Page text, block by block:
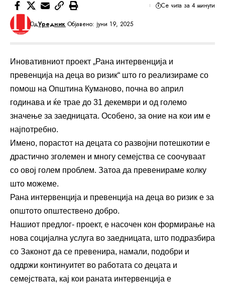
ОдУредник Објавено: јуни 19, 2025
Се чита за 4 минути
Иновативниот проект „Рана интервенција и
превенција на деца во ризик“ што го реализираме со
помош на Општина Куманово, почна во април
годинава и ќе трае до 31 декември и од големо
значење за заедницата. Особено, за оние на кои им е
најпотребно.
Имено, порастот на децата со развојни потешкотии е
драстично зголемен и многу семејства се соочуваат
со овој голем проблем. Затоа да превенираме колку
што можеме.
Рана интервенција и превенција на деца во ризик е за
општото општествено добро.
Нашиот предлог- проект, е насочен кон формирање на
нова социјална услуга во заедницата, што подразбира
со Законот да се превенира, намали, подобри и
оддржи континуитет во работата со децата и
семејствата, кај кои раната интервенција е